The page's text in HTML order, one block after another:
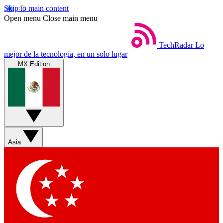
Skip to main content
Open menu Close main menu
TechRadar Lo
mejor de la tecnología, en un solo lugar
MX Edition
Asia